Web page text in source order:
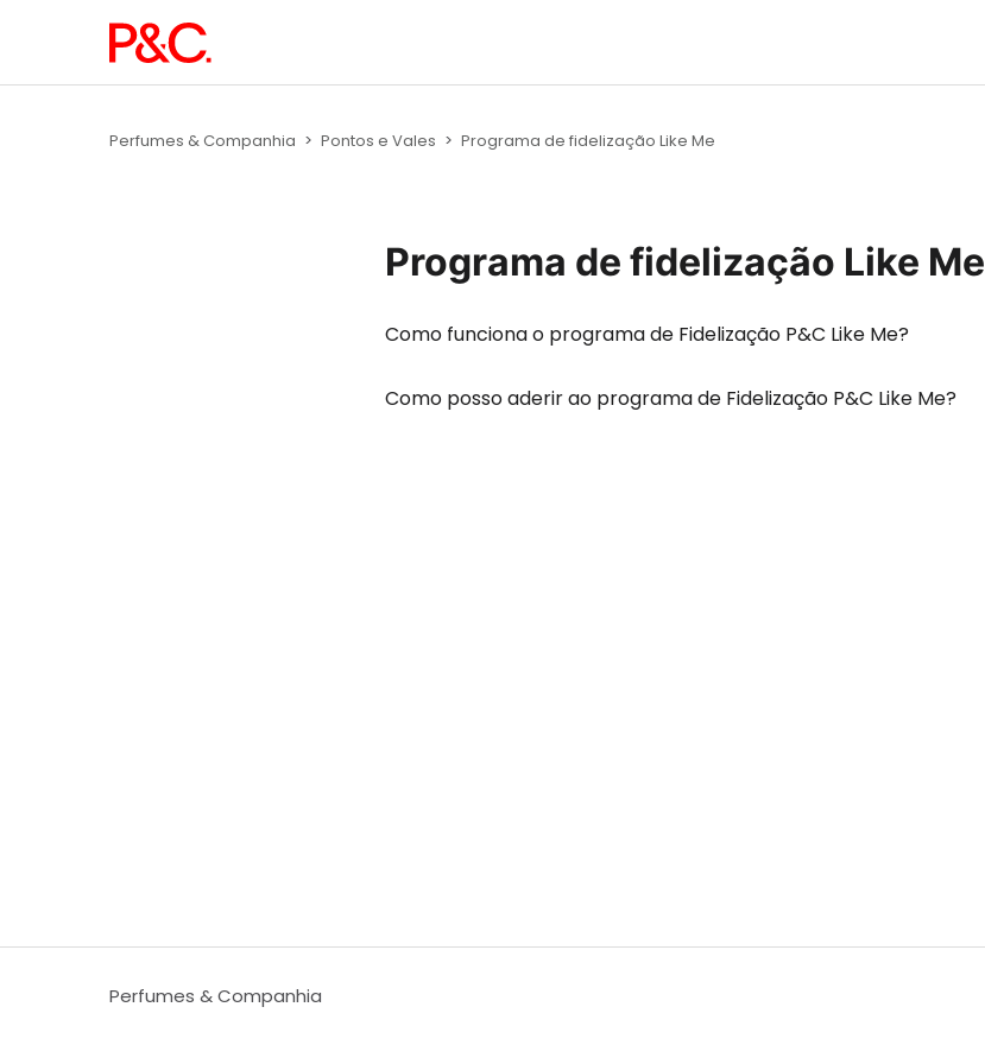
Perfumes & Companhia Pontos e Vales Programa de fidelização Like Me
Programa de fidelização Like Me
Como funciona o programa de Fidelização P&C Like Me?
Como posso aderir ao programa de Fidelização P&C Like Me?
Perfumes & Companhia